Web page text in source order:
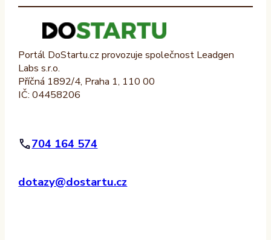
Portál DoStartu.cz provozuje společnost Leadgen
Labs s.r.o.
Příčná 1892/4, Praha 1, 110 00
IČ: 04458206
704 164 574
dotazy@dostartu.cz